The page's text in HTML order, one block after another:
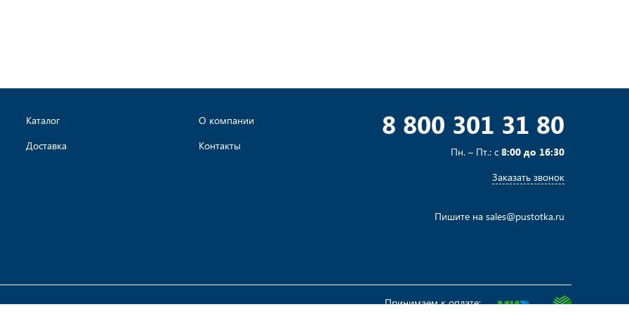
Каталог
Доставка
О компании
Контакты
8 800 301 31 80
Пн. – Пт.: с 8:00 до 16:30
Заказать звонок
Пишите на sales@pustotka.ru
Принимаем к оплате: